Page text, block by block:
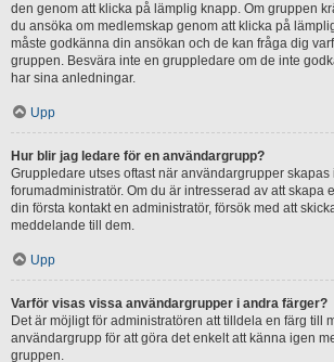
den genom att klicka på lämplig knapp. Om gruppen
du ansöka om medlemskap genom att klicka på
måste godkänna din ansökan och de kan fråga dig
gruppen. Besvära inte en gruppledare om de inte
har sina anledningar.
Upp
Hur blir jag ledare för en användargrupp?
Gruppledare utses oftast när användargrupper skapas
forumadministratör. Om du är intresserad av att skapa
din första kontakt en administratör, försök med att
meddelande till dem.
Upp
Varför visas vissa användargrupper i andra färger?
Det är möjligt för administratören att tilldela en färg till
användargrupp för att göra det enkelt att känna igen
gruppen.